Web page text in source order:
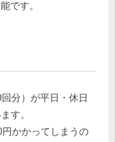
です。
分）が平日・休日
す。
かかってしまうの